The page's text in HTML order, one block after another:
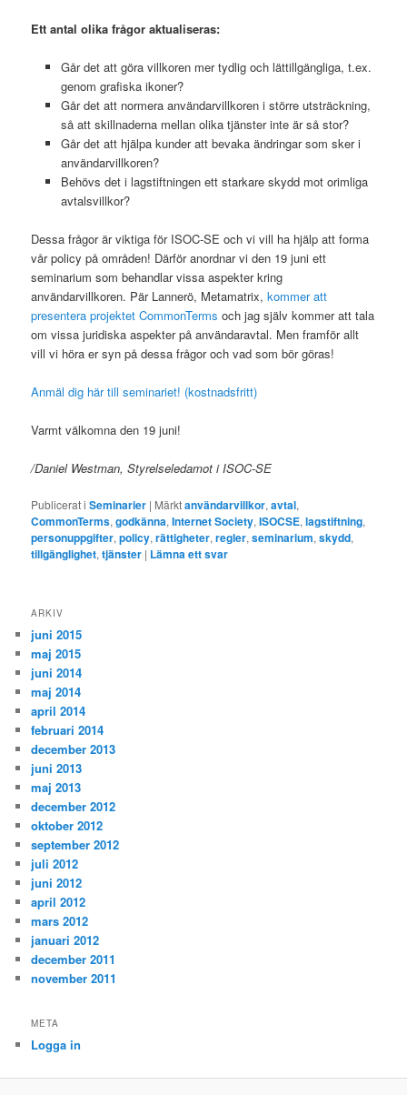
Ett antal olika frågor aktualiseras:
Går det att göra villkoren mer tydlig och lättillgängliga, t.ex.
genom grafiska ikoner?
Går det att normera användarvillkoren i större utsträckning,
så att skillnaderna mellan olika tjänster inte är så stor?
Går det att hjälpa kunder att bevaka ändringar som sker i
användarvillkoren?
Behövs det i lagstiftningen ett starkare skydd mot orimliga
avtalsvillkor?
Dessa frågor är viktiga för ISOC-SE och vi vill ha hjälp att forma
vår policy på områden! Därför anordnar vi den 19 juni ett
seminarium som behandlar vissa aspekter kring
användarvillkoren. Pär Lannerö, Metamatrix,kommer att
presentera projektet CommonTerms och jag själv kommer att tala
om vissa juridiska aspekter på användaravtal. Men framför allt
vill vi höra er syn på dessa frågor och vad som bör göras!
Anmäl dig här till seminariet! (kostnadsfritt)
Varmt välkomna den 19 juni!
/Daniel Westman, Styrelseledamot i ISOC-SE
Publicerat i Seminarier | Märktanvändarvillkor,avtal,
CommonTerms,godkänna,Internet Society,ISOCSE,lagstiftning,
personuppgifter,policy,rättigheter,regler,seminarium,skydd,
tillgänglighet,tjänster | Lämna ett svar
ARKIV
juni 2015
maj 2015
juni 2014
maj 2014
april 2014
februari 2014
december 2013
juni 2013
maj 2013
december 2012
oktober 2012
september 2012
juli 2012
juni 2012
april 2012
mars 2012
januari 2012
december 2011
november 2011
META
Logga in